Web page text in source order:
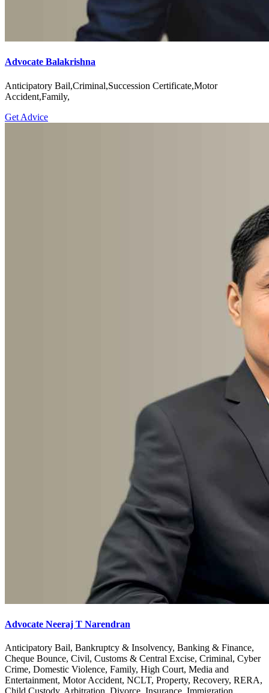
Advocate Balakrishna
Anticipatory Bail,Criminal,Succession Certificate,Motor
Accident,Family,
Get Advice
Advocate Neeraj T Narendran
Anticipatory Bail, Bankruptcy & Insolvency, Banking & Finance,
Cheque Bounce, Civil, Customs & Central Excise, Criminal, Cyber
Crime, Domestic Violence, Family, High Court, Media and
Entertainment, Motor Accident, NCLT, Property, Recovery, RERA,